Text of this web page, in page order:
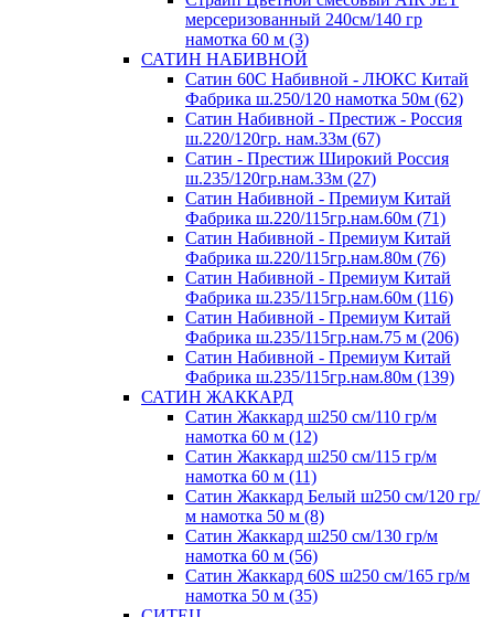
мерсеризованный 240см/140 гр
намотка 60 м (3)
САТИН НАБИВНОЙ
Сатин 60С Набивной - ЛЮКС Китай
Фабрика ш.250/120 намотка 50м (62)
Сатин Набивной - Престиж - Россия
ш.220/120гр. нам.33м (67)
Сатин - Престиж Широкий Россия
ш.235/120гр.нам.33м (27)
Сатин Набивной - Премиум Китай
Фабрика ш.220/115гр.нам.60м (71)
Сатин Набивной - Премиум Китай
Фабрика ш.220/115гр.нам.80м (76)
Сатин Набивной - Премиум Китай
Фабрика ш.235/115гр.нам.60м (116)
Сатин Набивной - Премиум Китай
Фабрика ш.235/115гр.нам.75 м (206)
Сатин Набивной - Премиум Китай
Фабрика ш.235/115гр.нам.80м (139)
САТИН ЖАККАРД
Сатин Жаккард ш250 см/110 гр/м
намотка 60 м (12)
Сатин Жаккард ш250 см/115 гр/м
намотка 60 м (11)
Сатин Жаккард Белый ш250 см/120 гр/
м намотка 50 м (8)
Сатин Жаккард ш250 см/130 гр/м
намотка 60 м (56)
Сатин Жаккард 60S ш250 см/165 гр/м
намотка 50 м (35)